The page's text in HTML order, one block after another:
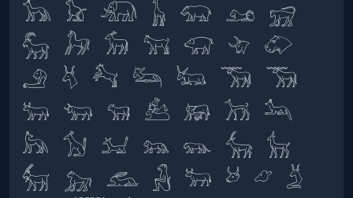
𓃥 𓃠 𓃰 𓃱 𓃯 𓃭 𓃸
𓃵 𓃗 𓃘 𓃙 𓃟 𓄀 𓄁
𓄂 𓄃 𓃚 𓃛 𓃜 𓃝 𓃞
𓃒 𓃓 𓃔 𓃕 𓃖 𓃡 𓃢
𓃦 𓃩 𓃫 𓃬 𓃮 𓃲 𓃴
𓃶 𓃷 𓃹 𓃻 𓃽 𓃾 𓃿 𓄄